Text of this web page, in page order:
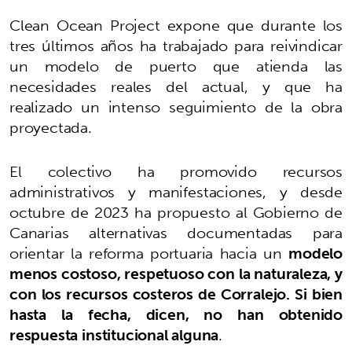
Clean Ocean Project expone que durante los
tres últimos años ha trabajado para reivindicar
un modelo de puerto que atienda las
necesidades reales del actual, y que ha
realizado un intenso seguimiento de la obra
proyectada.
El colectivo ha promovido recursos
administrativos y manifestaciones, y desde
octubre de 2023 ha propuesto al Gobierno de
Canarias alternativas documentadas para
orientar la reforma portuaria hacia un modelo
menos costoso, respetuoso con la naturaleza, y
con los recursos costeros de Corralejo. Si bien
hasta la fecha, dicen, no han obtenido
respuesta institucional alguna.